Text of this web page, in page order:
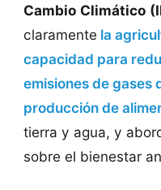
Cambio Climático
claramente la
capacidad para
emisiones de gases
producción de
tierra y agua, y
sobre el bienestar